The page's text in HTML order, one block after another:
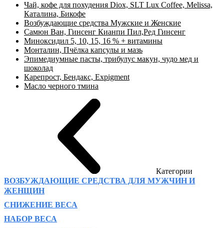
Чай, кофе для похудения Diox, SLT Lux Coffee, Melissa,
Каталина, Бикофе
Возбуждающие средства Мужские и Женские
Самюн Ван, Гинсенг Кианпи Пил,Ред Гинсенг
Миноксидил 5, 10, 15, 16 % + витамины
Монталин, Пчёлка капсулы и мазь
Эпимедиумные пасты, трибулус макун, чудо мед и
шоколад
Карепрост, Бендакс, Expigment
Масло черного тмина
Категории
ВОЗБУЖДАЮЩИЕ СРЕДСТВА ДЛЯ МУЖЧИН И
ЖЕНЩИН
СНИЖЕНИЕ ВЕСА
НАБОР ВЕСА